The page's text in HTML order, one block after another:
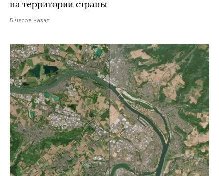
на территории страны
5 часов назад